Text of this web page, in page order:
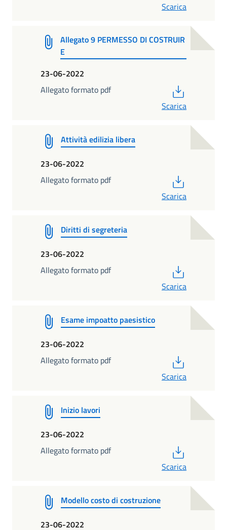
Scarica
Allegato 9 PERMESSO DI COSTRUIR
E
23-06-2022
Allegato formato pdf
Scarica
Attività edilizia libera
23-06-2022
Allegato formato pdf
Scarica
Diritti di segreteria
23-06-2022
Allegato formato pdf
Scarica
Esame impoatto paesistico
23-06-2022
Allegato formato pdf
Scarica
Inizio lavori
23-06-2022
Allegato formato pdf
Scarica
Modello costo di costruzione
23-06-2022